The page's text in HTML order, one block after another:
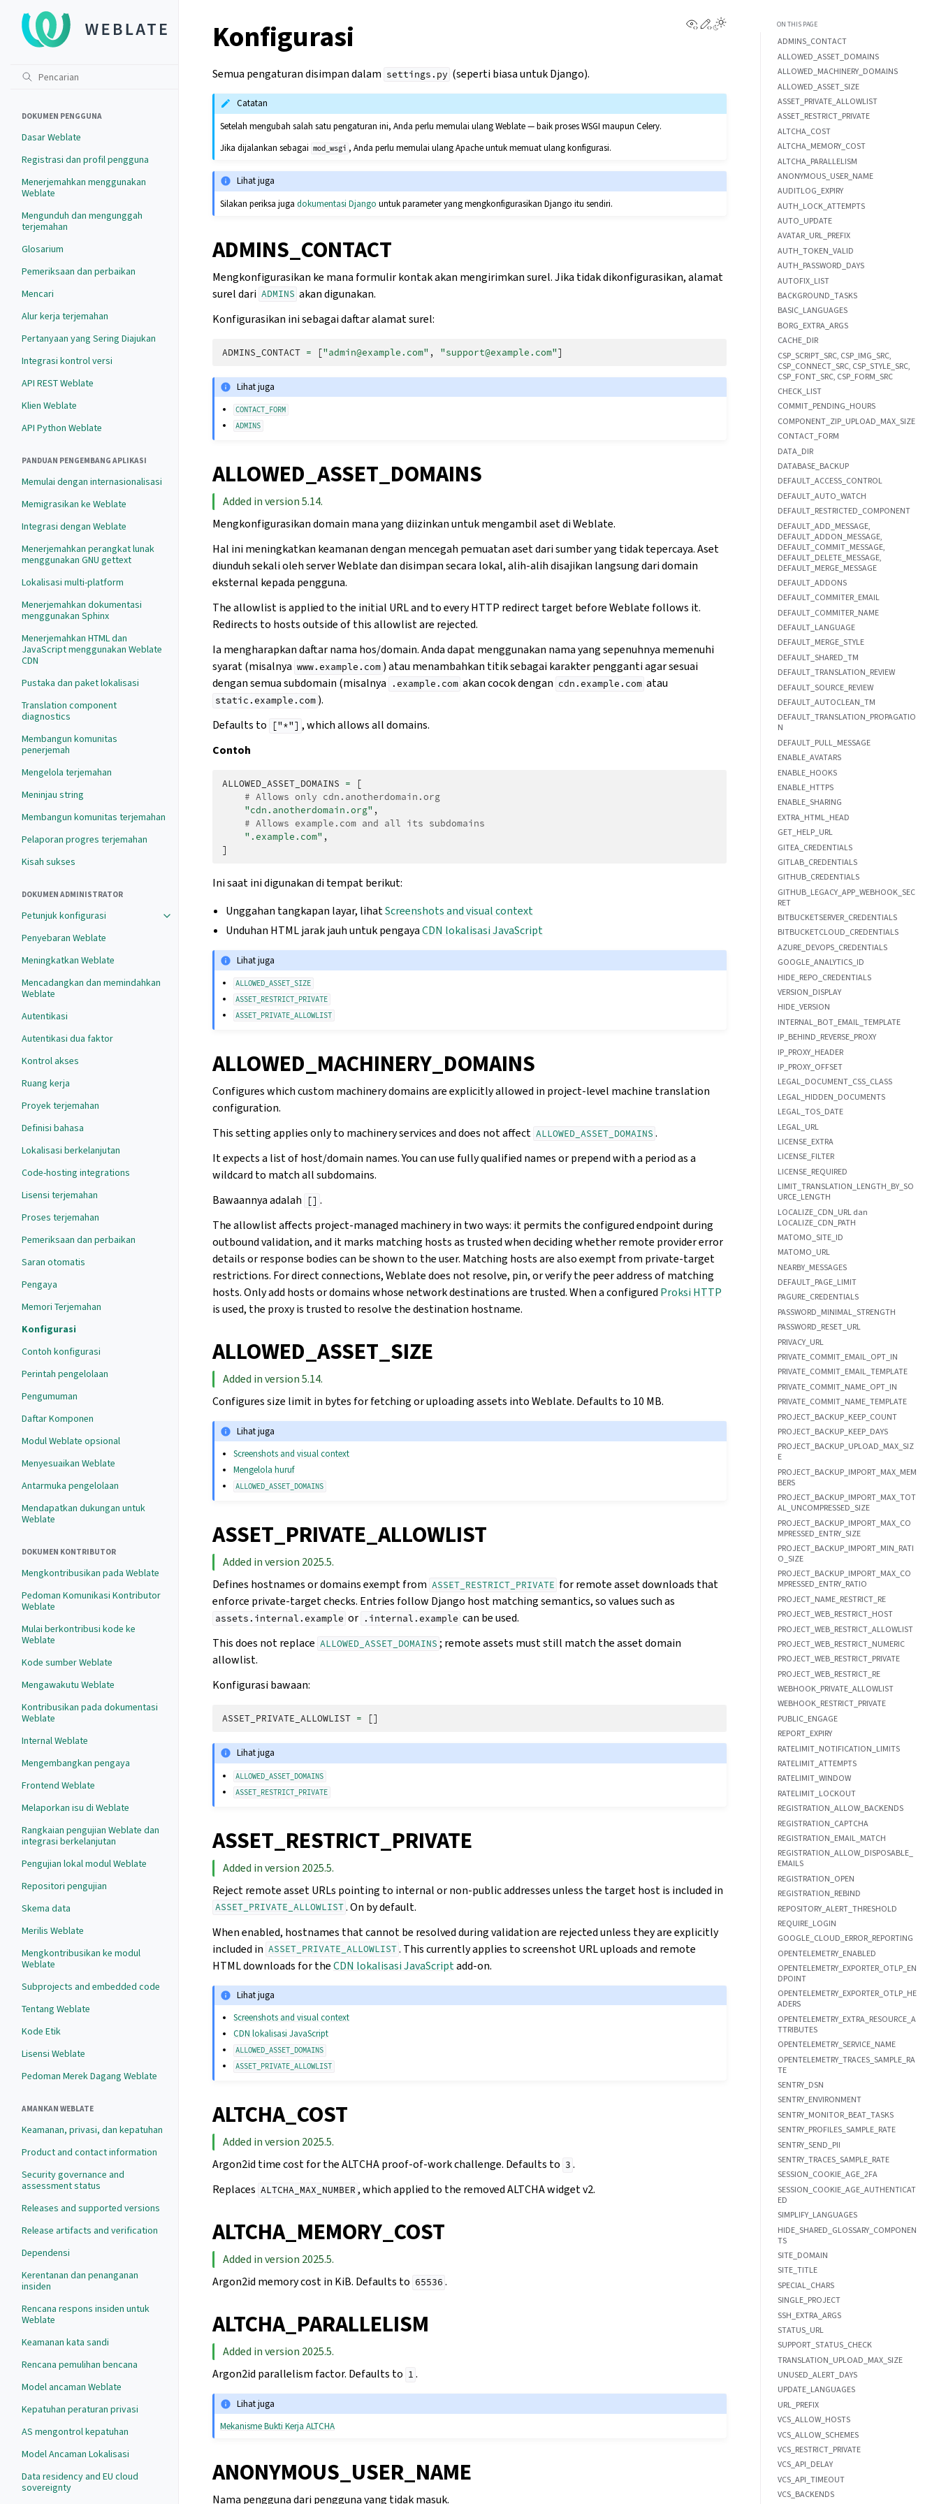
DOKUMEN PENGGUNA
Dasar Weblate
Registrasi dan profil pengguna
Menerjemahkan menggunakan
Weblate
Mengunduh dan mengunggah
terjemahan
Glosarium
Pemeriksaan dan perbaikan
Mencari
Alur kerja terjemahan
Pertanyaan yang Sering Diajukan
Integrasi kontrol versi
API REST Weblate
Klien Weblate
API Python Weblate
PANDUAN PENGEMBANG APLIKASI
Memulai dengan internasionalisasi
Memigrasikan ke Weblate
Integrasi dengan Weblate
Menerjemahkan perangkat lunak
menggunakan GNU gettext
Lokalisasi multi-platform
Menerjemahkan dokumentasi
menggunakan Sphinx
Menerjemahkan HTML dan
JavaScript menggunakan Weblate
CDN
Pustaka dan paket lokalisasi
Translation component
diagnostics
Membangun komunitas
penerjemah
Mengelola terjemahan
Meninjau string
Membangun komunitas terjemahan
Pelaporan progres terjemahan
Kisah sukses
DOKUMEN ADMINISTRATOR
Petunjuk konfigurasi
Penyebaran Weblate
Meningkatkan Weblate
Mencadangkan dan memindahkan
Weblate
Autentikasi
Autentikasi dua faktor
Kontrol akses
Ruang kerja
Proyek terjemahan
Definisi bahasa
Lokalisasi berkelanjutan
Code-hosting integrations
Lisensi terjemahan
Proses terjemahan
Pemeriksaan dan perbaikan
Saran otomatis
Pengaya
Memori Terjemahan
Konfigurasi
Contoh konfigurasi
Perintah pengelolaan
Pengumuman
Daftar Komponen
Modul Weblate opsional
Menyesuaikan Weblate
Antarmuka pengelolaan
Mendapatkan dukungan untuk
Weblate
DOKUMEN KONTRIBUTOR
Mengkontribusikan pada Weblate
Pedoman Komunikasi Kontributor
Weblate
Mulai berkontribusi kode ke
Weblate
Kode sumber Weblate
Mengawakutu Weblate
Kontribusikan pada dokumentasi
Weblate
Internal Weblate
Mengembangkan pengaya
Frontend Weblate
Melaporkan isu di Weblate
Rangkaian pengujian Weblate dan
integrasi berkelanjutan
Pengujian lokal modul Weblate
Repositori pengujian
Skema data
Merilis Weblate
Mengkontribusikan ke modul
Weblate
Subprojects and embedded code
Tentang Weblate
Kode Etik
Lisensi Weblate
Pedoman Merek Dagang Weblate
AMANKAN WEBLATE
Keamanan, privasi, dan kepatuhan
Product and contact information
Security governance and
assessment status
Releases and supported versions
Release artifacts and verification
Dependensi
Kerentanan dan penanganan
insiden
Rencana respons insiden untuk
Weblate
Keamanan kata sandi
Rencana pemulihan bencana
Model ancaman Weblate
Kepatuhan peraturan privasi
AS mengontrol kepatuhan
Model Ancaman Lokalisasi
Data residency and EU cloud
sovereignty
View this page
Edit this page
Konfigurasi
Semua pengaturan disimpan dalam settings.py (seperti biasa untuk Django).
Catatan
Setelah mengubah salah satu pengaturan ini, Anda perlu memulai ulang Weblate — baik proses WSGI maupun Celery.
Jika dijalankan sebagai mod_wsgi , Anda perlu memulai ulang Apache untuk memuat ulang konfigurasi.
Lihat juga
Silakan periksa jugadokumentasi Django untuk parameter yang mengkonfigurasikan Django itu sendiri.
ADMINS_CONTACT
Mengkonfigurasikan ke mana formulir kontak akan mengirimkan surel. Jika tidak dikonfigurasikan, alamat
surel dari ADMINS akan digunakan.
Konfigurasikan ini sebagai daftar alamat surel:
ADMINS_CONTACT = ["admin@example.com" , "support@example.com"]
Lihat juga
CONTACT_FORM
ADMINS
ALLOWED_ASSET_DOMAINS
Added in version 5.14.
Mengkonfigurasikan domain mana yang diizinkan untuk mengambil aset di Weblate.
Hal ini meningkatkan keamanan dengan mencegah pemuatan aset dari sumber yang tidak tepercaya. Aset
diunduh sekali oleh server Weblate dan disimpan secara lokal, alih-alih disajikan langsung dari domain
eksternal kepada pengguna.
The allowlist is applied to the initial URL and to every HTTP redirect target before Weblate follows it.
Redirects to hosts outside of this allowlist are rejected.
Ia mengharapkan daftar nama hos/domain. Anda dapat menggunakan nama yang sepenuhnya memenuhi
syarat (misalnya www.example.com ) atau menambahkan titik sebagai karakter pengganti agar sesuai
dengan semua subdomain (misalnya
.example.com akan cocok dengan cdn.example.com atau
static.example.com ).
Defaults to
["*"] , which allows all domains.
Contoh
ALLOWED_ASSET_DOMAINS =
[
# Allows only cdn.anotherdomain.org
"cdn.anotherdomain.org" ,
# Allows example.com and all its subdomains
".example.com" ,
]
Ini saat ini digunakan di tempat berikut:
Unggahan tangkapan layar, lihatScreenshots and visual context
Unduhan HTML jarak jauh untuk pengayaCDN lokalisasi JavaScript
Lihat juga
ALLOWED_ASSET_SIZE
ASSET_RESTRICT_PRIVATE
ASSET_PRIVATE_ALLOWLIST
ALLOWED_MACHINERY_DOMAINS
Configures which custom machinery domains are explicitly allowed in project-level machine translation
configuration.
This setting applies only to machinery services and does not affect ALLOWED_ASSET_DOMAINS .
It expects a list of host/domain names. You can use fully qualified names or prepend with a period as a
wildcard to match all subdomains.
Bawaannya adalah
[] .
The allowlist affects project-managed machinery in two ways: it permits the configured endpoint during
outbound validation, and it marks matching hosts as trusted when deciding whether remote provider error
details or response bodies can be shown to the user. Matching hosts are also exempt from private-target
restrictions. For direct connections, Weblate does not resolve, pin, or verify the peer address of matching
hosts. Only add hosts or domains whose network destinations are trusted. When a configured Proksi HTTP
is used, the proxy is trusted to resolve the destination hostname.
ALLOWED_ASSET_SIZE
Added in version 5.14.
Configures size limit in bytes for fetching or uploading assets into Weblate. Defaults to 10 MB.
Lihat juga
Screenshots and visual context
Mengelola huruf
ALLOWED_ASSET_DOMAINS
ASSET_PRIVATE_ALLOWLIST
Added in version 2025.5.
Defines hostnames or domains exempt from ASSET_RESTRICT_PRIVATE for remote asset downloads that
enforce private-target checks. Entries follow Django host matching semantics, so values such as
assets.internal.example or .internal.example can be used.
This does not replace ALLOWED_ASSET_DOMAINS ; remote assets must still match the asset domain
allowlist.
Konfigurasi bawaan:
ASSET_PRIVATE_ALLOWLIST = []
Lihat juga
ALLOWED_ASSET_DOMAINS
ASSET_RESTRICT_PRIVATE
ASSET_RESTRICT_PRIVATE
Added in version 2025.5.
Reject remote asset URLs pointing to internal or non-public addresses unless the target host is included in
ASSET_PRIVATE_ALLOWLIST . On by default.
When enabled, hostnames that cannot be resolved during validation are rejected unless they are explicitly
included in ASSET_PRIVATE_ALLOWLIST . This currently applies to screenshot URL uploads and remote
HTML downloads for theCDN lokalisasi JavaScriptadd-on.
Lihat juga
Screenshots and visual context
CDN lokalisasi JavaScript
ALLOWED_ASSET_DOMAINS
ASSET_PRIVATE_ALLOWLIST
ALTCHA_COST
Added in version 2025.5.
Argon2id time cost for the ALTCHA proof-of-work challenge. Defaults to 3 .
Replaces ALTCHA_MAX_NUMBER , which applied to the removed ALTCHA widget v2.
ALTCHA_MEMORY_COST
Added in version 2025.5.
Argon2id memory cost in KiB. Defaults to 65536 .
ALTCHA_PARALLELISM
Added in version 2025.5.
Argon2id parallelism factor. Defaults to 1 .
Lihat juga
Mekanisme Bukti Kerja ALTCHA
ANONYMOUS_USER_NAME
Nama pengguna dari pengguna yang tidak masuk.
ON THIS PAGE
ADMINS_CONTACT
ALLOWED_ASSET_DOMAINS
ALLOWED_MACHINERY_DOMAINS
ALLOWED_ASSET_SIZE
ASSET_PRIVATE_ALLOWLIST
ASSET_RESTRICT_PRIVATE
ALTCHA_COST
ALTCHA_MEMORY_COST
ALTCHA_PARALLELISM
ANONYMOUS_USER_NAME
AUDITLOG_EXPIRY
AUTH_LOCK_ATTEMPTS
AUTO_UPDATE
AVATAR_URL_PREFIX
AUTH_TOKEN_VALID
AUTH_PASSWORD_DAYS
AUTOFIX_LIST
BACKGROUND_TASKS
BASIC_LANGUAGES
BORG_EXTRA_ARGS
CACHE_DIR
CSP_SCRIPT_SRC, CSP_IMG_SRC,
CSP_CONNECT_SRC, CSP_STYLE_SRC,
CSP_FONT_SRC, CSP_FORM_SRC
CHECK_LIST
COMMIT_PENDING_HOURS
COMPONENT_ZIP_UPLOAD_MAX_SIZE
CONTACT_FORM
DATA_DIR
DATABASE_BACKUP
DEFAULT_ACCESS_CONTROL
DEFAULT_AUTO_WATCH
DEFAULT_RESTRICTED_COMPONENT
DEFAULT_ADD_MESSAGE,
DEFAULT_ADDON_MESSAGE,
DEFAULT_COMMIT_MESSAGE,
DEFAULT_DELETE_MESSAGE,
DEFAULT_MERGE_MESSAGE
DEFAULT_ADDONS
DEFAULT_COMMITER_EMAIL
DEFAULT_COMMITER_NAME
DEFAULT_LANGUAGE
DEFAULT_MERGE_STYLE
DEFAULT_SHARED_TM
DEFAULT_TRANSLATION_REVIEW
DEFAULT_SOURCE_REVIEW
DEFAULT_AUTOCLEAN_TM
DEFAULT_TRANSLATION_PROPAGATIO
N
DEFAULT_PULL_MESSAGE
ENABLE_AVATARS
ENABLE_HOOKS
ENABLE_HTTPS
ENABLE_SHARING
EXTRA_HTML_HEAD
GET_HELP_URL
GITEA_CREDENTIALS
GITLAB_CREDENTIALS
GITHUB_CREDENTIALS
GITHUB_LEGACY_APP_WEBHOOK_SEC
RET
BITBUCKETSERVER_CREDENTIALS
BITBUCKETCLOUD_CREDENTIALS
AZURE_DEVOPS_CREDENTIALS
GOOGLE_ANALYTICS_ID
HIDE_REPO_CREDENTIALS
VERSION_DISPLAY
HIDE_VERSION
INTERNAL_BOT_EMAIL_TEMPLATE
IP_BEHIND_REVERSE_PROXY
IP_PROXY_HEADER
IP_PROXY_OFFSET
LEGAL_DOCUMENT_CSS_CLASS
LEGAL_HIDDEN_DOCUMENTS
LEGAL_TOS_DATE
LEGAL_URL
LICENSE_EXTRA
LICENSE_FILTER
LICENSE_REQUIRED
LIMIT_TRANSLATION_LENGTH_BY_SO
URCE_LENGTH
LOCALIZE_CDN_URL dan
LOCALIZE_CDN_PATH
MATOMO_SITE_ID
MATOMO_URL
NEARBY_MESSAGES
DEFAULT_PAGE_LIMIT
PAGURE_CREDENTIALS
PASSWORD_MINIMAL_STRENGTH
PASSWORD_RESET_URL
PRIVACY_URL
PRIVATE_COMMIT_EMAIL_OPT_IN
PRIVATE_COMMIT_EMAIL_TEMPLATE
PRIVATE_COMMIT_NAME_OPT_IN
PRIVATE_COMMIT_NAME_TEMPLATE
PROJECT_BACKUP_KEEP_COUNT
PROJECT_BACKUP_KEEP_DAYS
PROJECT_BACKUP_UPLOAD_MAX_SIZ
E
PROJECT_BACKUP_IMPORT_MAX_MEM
BERS
PROJECT_BACKUP_IMPORT_MAX_TOT
AL_UNCOMPRESSED_SIZE
PROJECT_BACKUP_IMPORT_MAX_CO
MPRESSED_ENTRY_SIZE
PROJECT_BACKUP_IMPORT_MIN_RATI
O_SIZE
PROJECT_BACKUP_IMPORT_MAX_CO
MPRESSED_ENTRY_RATIO
PROJECT_NAME_RESTRICT_RE
PROJECT_WEB_RESTRICT_HOST
PROJECT_WEB_RESTRICT_ALLOWLIST
PROJECT_WEB_RESTRICT_NUMERIC
PROJECT_WEB_RESTRICT_PRIVATE
PROJECT_WEB_RESTRICT_RE
WEBHOOK_PRIVATE_ALLOWLIST
WEBHOOK_RESTRICT_PRIVATE
PUBLIC_ENGAGE
REPORT_EXPIRY
RATELIMIT_NOTIFICATION_LIMITS
RATELIMIT_ATTEMPTS
RATELIMIT_WINDOW
RATELIMIT_LOCKOUT
REGISTRATION_ALLOW_BACKENDS
REGISTRATION_CAPTCHA
REGISTRATION_EMAIL_MATCH
REGISTRATION_ALLOW_DISPOSABLE_
EMAILS
REGISTRATION_OPEN
REGISTRATION_REBIND
REPOSITORY_ALERT_THRESHOLD
REQUIRE_LOGIN
GOOGLE_CLOUD_ERROR_REPORTING
OPENTELEMETRY_ENABLED
OPENTELEMETRY_EXPORTER_OTLP_EN
DPOINT
OPENTELEMETRY_EXPORTER_OTLP_HE
ADERS
OPENTELEMETRY_EXTRA_RESOURCE_A
TTRIBUTES
OPENTELEMETRY_SERVICE_NAME
OPENTELEMETRY_TRACES_SAMPLE_RA
TE
SENTRY_DSN
SENTRY_ENVIRONMENT
SENTRY_MONITOR_BEAT_TASKS
SENTRY_PROFILES_SAMPLE_RATE
SENTRY_SEND_PII
SENTRY_TRACES_SAMPLE_RATE
SESSION_COOKIE_AGE_2FA
SESSION_COOKIE_AGE_AUTHENTICAT
ED
SIMPLIFY_LANGUAGES
HIDE_SHARED_GLOSSARY_COMPONEN
TS
SITE_DOMAIN
SITE_TITLE
SPECIAL_CHARS
SINGLE_PROJECT
SSH_EXTRA_ARGS
STATUS_URL
SUPPORT_STATUS_CHECK
TRANSLATION_UPLOAD_MAX_SIZE
UNUSED_ALERT_DAYS
UPDATE_LANGUAGES
URL_PREFIX
VCS_ALLOW_HOSTS
VCS_ALLOW_SCHEMES
VCS_RESTRICT_PRIVATE
VCS_API_DELAY
VCS_API_TIMEOUT
VCS_BACKENDS